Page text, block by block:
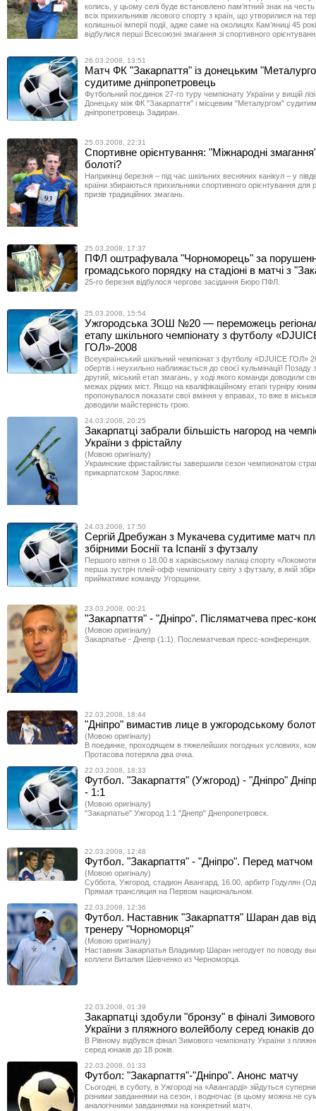
колись, у цьому селі буде встановлено пам’ятний знак на честь
всіх прихильників лісового спорту з країн, що утворилися на
колишньої імперії події, адже саме на околицях Кам’яниці 45
відбулися перші Всесоюзні змагання зі спортивного
26.03.2008, 13:51
Матч ФК "Закарпаття" із донецьким
судитиме дніпропетровець
Футбольний поєдинок 27-го туру чемпіонату України у вищій лізі
Донецьку між ФК "Закарпаття" і місцевим "Металургом"
дніпропетровець Задиран.
25.03.2008, 22:31
Спортивне орієнтування: "Міжнародні
болоті?
Наприкінці березня – під час шкільних весняних канікул – у
країни збираються прихильники спортивного орієнтування для
призів традиційних змагань.
25.03.2008, 17:37
ПФЛ оштрафувала "Чорноморець" за
громадського порядку на стадіоні в матчі з
25-го березня відбулося чергове засідання Бюро ПФЛ.
25.03.2008, 15:54
Ужгородська ЗОШ №20 — переможець
етапу шкільного чемпіонату з футболу
ГОЛ»-2008
Всеукраїнський шкільний чемпіонат з футболу «DJUICE ГОЛ»
обертів і неухильно наближається до своєї кульмінації!
другий, міський етап змагань, у ході якого команди доводили
межах рідних міст. Якщо на кваліфікаційному етапі турніру
пропонувалося показати свої вміння у вправах, то вже в
доводили майстерність грою.
24.03.2008, 20:25
Закарпатці забрали більшість нагород на
України з фрістайлу
(Мовою оригіналу)
Украинские фристайлисты завершили сезон чемпионатом
прикарпатском Заросляке.
24.03.2008, 17:50
Сергій Дребужан з Мукачева судитиме матч
збірними Боснії та Іспанії з футзалу
Першого квітня о 18.00 в харківському палаці спорту
перша зустріч плей-офф чемпіонату світу з футзалу, в якій
прийматиме команду Угорщини.
23.03.2008, 00:21
"Закарпаття" - "Дніпро". Післяматчева прес-
(Мовою оригіналу)
Закарпатье - Днепр (1:1). Послематчевая пресс-конференция.
22.03.2008, 18:44
"Дніпро" вимастив лице в ужгородському
(Мовою оригіналу)
В поединке, проходящем в тяжелейших погодных условиях,
Протасова потеряла два очка.
22.03.2008, 18:33
Футбол. "Закарпаття" (Ужгород) - "Дніпро"
- 1:1
(Мовою оригіналу)
"Закарпатье" Ужгород 1:1 "Днепр" Днепропетровск.
22.03.2008, 12:48
Футбол. "Закарпаття" - "Дніпро". Перед матчом
(Мовою оригіналу)
Суббота, Ужгород, стадион Авангард, 16.00, арбитр Годулян
Прямая трансляция на Первом национальном.
22.03.2008, 12:36
Футбол. Наставник "Закарпаття" Шаран дав
тренеру "Чорноморця"
(Мовою оригіналу)
Наставник Закарпатья Владимир Шаран негодует по поводу
коллеги Виталия Шевченко из Черноморца.
22.03.2008, 01:39
Закарпатці здобули "бронзу" в фіналі
України з пляжного волейболу серед юнаків до
В Рівному відбувся фінал Зимового чемпіонату України з
серед юнаків до 18 років.
22.03.2008, 01:33
Футбол: "Закарпаття"-"Дніпро". Анонс матчу
Сьогодні, в суботу, в Ужгороді на «Авангарді» зійдуться
різними завданнями на сезон, і водночас (в цьому можна не
аналогічними завданнями на конкретний матч.